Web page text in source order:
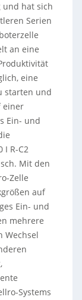
und hat sich
Serien
an eine
eine
starten und
einer
Ein- und
I R-C2
Mit den
Zelle
auf
Ein- und
mehrere
Wechsel
Systems